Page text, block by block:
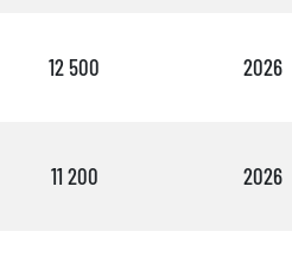
12 500 2026
11 200 2026